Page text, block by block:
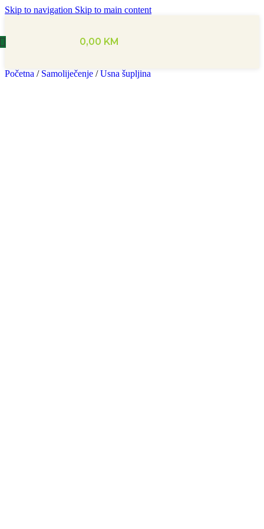
Skip to navigation Skip to main content
0,00 KM
Početna / Samoliječenje / Usna šupljina